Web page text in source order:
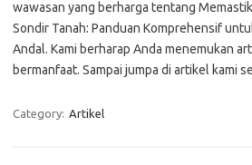
wawasan yang berharga tentang
Sondir Tanah: Panduan Komprehensif
Andal. Kami berharap Anda menemukan
bermanfaat. Sampai jumpa di artikel kami
Category: Artikel